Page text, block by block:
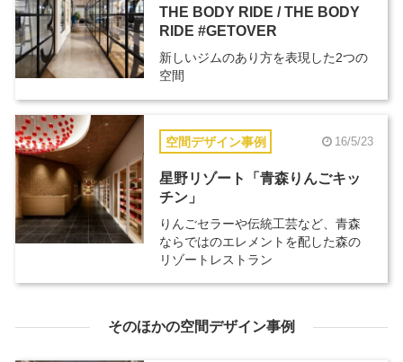
THE BODY RIDE / THE BODY
RIDE #GETOVER
新しいジムのあり方を表現した2つの
空間
空間デザイン事例 16/5/23
星野リゾート「青森りんごキッ
チン」
りんごセラーや伝統工芸など、青森
ならではのエレメントを配した森の
リゾートレストラン
そのほかの空間デザイン事例